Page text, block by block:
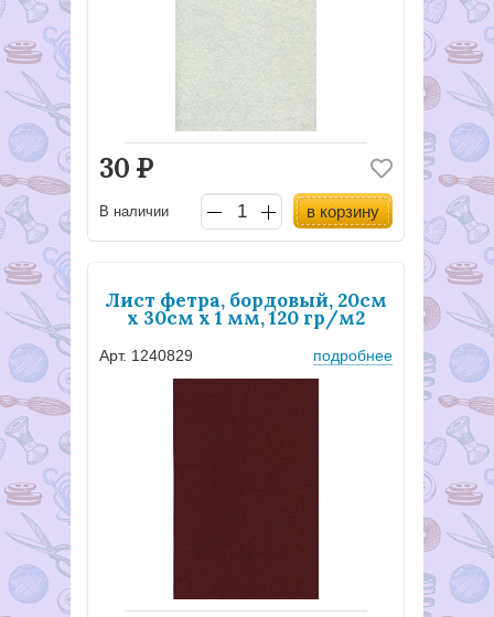
30 Р
В наличии в корзину
Лист фетра, бордовый, 20см
х 30см х 1 мм, 120 гр/м2
Арт. 1240829 подробнее